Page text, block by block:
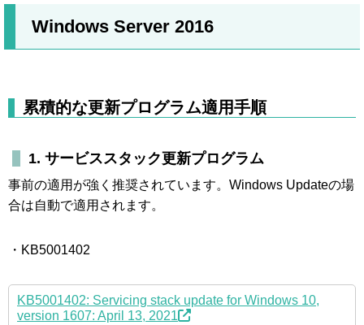
Windows Server 2016
累積的な更新プログラム適用手順
1. サービススタック更新プログラム
事前の適用が強く推奨されています。Windows Updateの場
合は自動で適用されます。
・KB5001402
KB5001402: Servicing stack update for Windows 10,
version 1607: April 13, 2021